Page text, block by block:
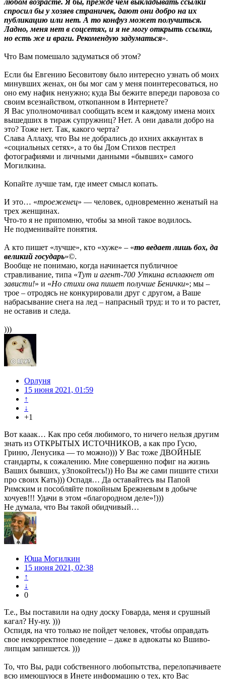
любом возрасте. Я бы, прежде чем выкладывать ссылки
спросил бы у хозяев страничек, дают они добро на их
публикацию или нет. А то конфуз может получиться.
Ладно, меня нет в соцсетях, и я не могу открыть ссылки,
но есть же и враги. Рекомендую задуматься».
Что Вам помешало задуматься об этом?
Если бы Евгению Бесовитову было интересно узнать об моих
минувших женах, он бы мог сам у меня поинтересоваться, но
оно ему нафик ненужно; куда Вы бежите впереди паровоза со
своим всезнайством, откопанном в Интернете?
Я Вас уполномочивал сообщать всем и каждому имена моих
вышедших в тираж супружниц? Нет. А они давали добро на
это? Тоже нет. Так, какого черта?
Слава Аллаху, что Вы не добрались до ихних аккаунтах в
«социальных сетях», а то бы Дом Стихов пестрел
фотографиями и личными данными «бывших» самого
Могилкина.
Копайте лучше там, где имеет смысл копать.
И это… «троеженец» — человек, одновременно женатый на
трех женщинах.
Что-то я не припомню, чтобы за мной такое водилось.
Не подменивайте понятия.
А кто пишет «лучше», кто «хуже» – «то ведает лишь бох, да
великий государь»©.
Вообще не понимаю, когда начинается публичное
стравливание, типа «Тут и агент-700 Уткина всплакнет от
зависти!» и «Но стихи она пишет получше Бенички»; мы –
трое – отродясь не конкурировали друг с другом, а Ваше
набрасывание снега на лед – напрасный труд: и то и то растет,
не оставив и следа.
)))
Орлуня
15 июня 2021, 01:59
↑
↓
+1
Вот кааак… Как про себя любимого, то ничего нельзя другим
знать из ОТКРЫТЫХ ИСТОЧНИКОВ, а как про Гусю,
Гриню, Ленусика — то можно))) У Вас тоже ДВОЙНЫЕ
стандарты, к сожалению. Мне совершенно пофиг на жизнь
Ваших бывших, уЗпокойтесь!)) Но Вы же сами пишите стихи
про своих Кать))) Оспадя… Да оставайтесь вы Папой
Римским и пособляйте покойным Брежневым в добыче
хочуев!!! Удачи в этом «благородном деле»!)))
Не думала, что Вы такой обидчивый…
Юша Могилкин
15 июня 2021, 02:38
↑
↓
0
Т.е., Вы поставили на одну доску Говарда, меня и срушный
кагал? Ну-ну. )))
Оспидя, на что только не пойдет человек, чтобы оправдать
свое некорректное поведение – даже в адвокаты ко Вшиво-
липцам запишется. )))
То, что Вы, ради собственного любопытства, перелопачиваете
всю имеющуюся в Инете информацию о тех, кто Вас